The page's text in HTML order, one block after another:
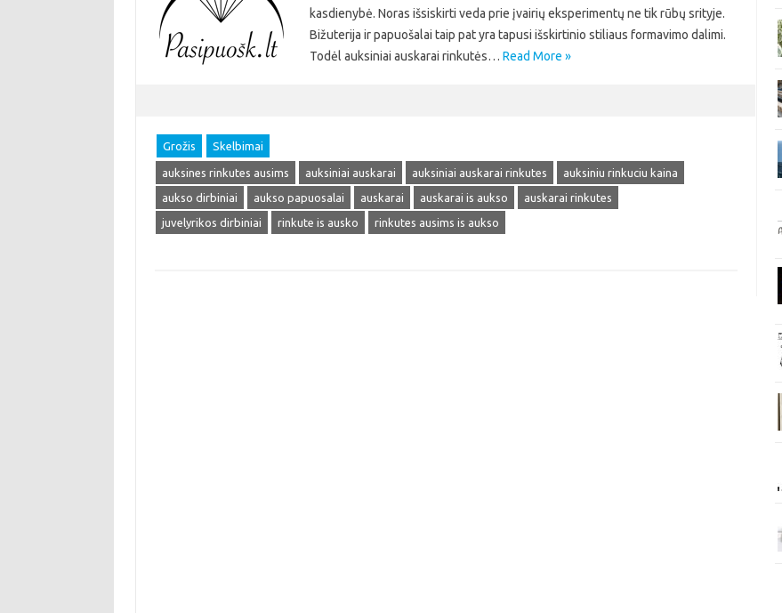
kasdienybė. Noras išsiskirti veda prie įvairių eksperimentų ne tik rūbų srityje.
Bižuterija ir papuošalai taip pat yra tapusi išskirtinio stiliaus formavimo dalimi.
Todėl auksiniai auskarai rinkutės… Read More »
Grožis Skelbimai
auksines rinkutes ausims auksiniai auskarai auksiniai auskarai rinkutes
auksiniu rinkuciu kaina
aukso dirbiniai
aukso papuosalai auskarai auskarai is aukso
auskarai rinkutes
juvelyrikos dirbiniai
rinkute is ausko rinkutes ausims is aukso